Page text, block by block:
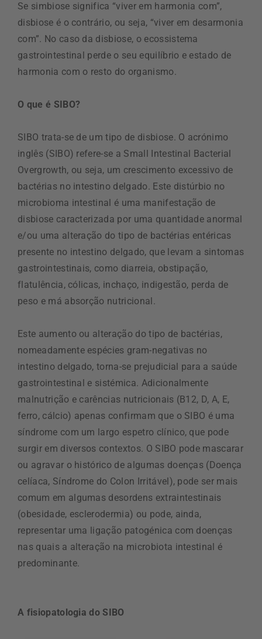
Se simbiose significa “viver em harmonia com”,
disbiose é o contrário, ou seja, “viver em desarmonia
com”. No caso da disbiose, o ecossistema
gastrointestinal perde o seu equilíbrio e estado de
harmonia com o resto do organismo.
O que é SIBO?
SIBO trata-se de um tipo de disbiose. O acrónimo
inglês (SIBO) refere-se a Small Intestinal Bacterial
Overgrowth, ou seja, um crescimento excessivo de
bactérias no intestino delgado. Este distúrbio no
microbioma intestinal é uma manifestação de
disbiose caracterizada por uma quantidade anormal
e/ou uma alteração do tipo de bactérias entéricas
presente no intestino delgado, que levam a sintomas
gastrointestinais, como diarreia, obstipação,
flatulência, cólicas, inchaço, indigestão, perda de
peso e má absorção nutricional.
Este aumento ou alteração do tipo de bactérias,
nomeadamente espécies gram-negativas no
intestino delgado, torna-se prejudicial para a saúde
gastrointestinal e sistémica. Adicionalmente
malnutrição e carências nutricionais (B12, D, A, E,
ferro, cálcio) apenas confirmam que o SIBO é uma
síndrome com um largo espetro clínico, que pode
surgir em diversos contextos. O SIBO pode mascarar
ou agravar o histórico de algumas doenças (Doença
celíaca, Síndrome do Colon Irritável), pode ser mais
comum em algumas desordens extraintestinais
(obesidade, esclerodermia) ou pode, ainda,
representar uma ligação patogénica com doenças
nas quais a alteração na microbiota intestinal é
predominante.
A fisiopatologia do SIBO